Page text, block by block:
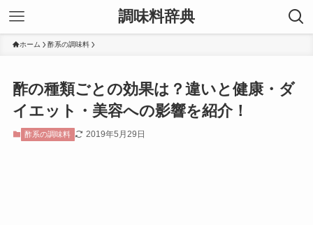
調味料辞典
ホーム 酢系の調味料
酢の種類ごとの効果は？違いと健康・ダ
イエット・美容への影響を紹介！
酢系の調味料 2019年5月29日